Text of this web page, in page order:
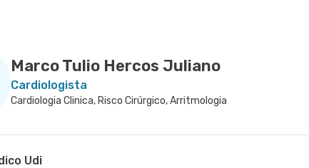
Marco Tulio Hercos Juliano
Cardiologista
Cardiologia Clinica, Risco Cirúrgico, Arritmologia
Udi